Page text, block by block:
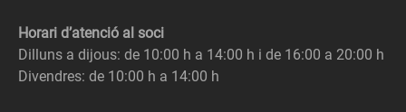
Horari d’atenció al soci
Dilluns a dijous: de 10:00 h a 14:00 h i de 16:00 a 20:00 h
Divendres: de 10:00 h a 14:00 h